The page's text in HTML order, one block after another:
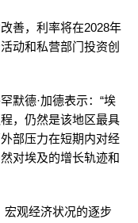
善，利率将在2028年
动和私营部门投资创
默德·加德表示：“埃
，仍然是该地区最具
部压力在短期内对经
对埃及的增长轨迹和
宏观经济状况的逐步